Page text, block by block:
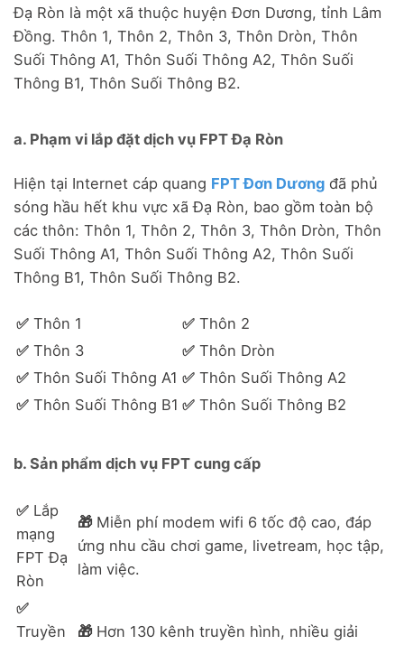
Đạ Ròn là một xã thuộc huyện Đơn Dương, tỉnh Lâm
Đồng. Thôn 1, Thôn 2, Thôn 3, Thôn Dròn, Thôn
Suối Thông A1, Thôn Suối Thông A2, Thôn Suối
Thông B1, Thôn Suối Thông B2.
a. Phạm vi lắp đặt dịch vụ FPT Đạ Ròn
Hiện tại Internet cáp quang FPT Đơn Dương đã phủ
sóng hầu hết khu vực xã Đạ Ròn, bao gồm toàn bộ
các thôn: Thôn 1, Thôn 2, Thôn 3, Thôn Dròn, Thôn
Suối Thông A1, Thôn Suối Thông A2, Thôn Suối
Thông B1, Thôn Suối Thông B2.
✅ Thôn 1 ✅ Thôn 2
✅ Thôn 3 ✅ Thôn Dròn
✅ Thôn Suối Thông A1 ✅ Thôn Suối Thông A2
✅ Thôn Suối Thông B1 ✅ Thôn Suối Thông B2
b. Sản phẩm dịch vụ FPT cung cấp
✅ Lắp
mạng
FPT Đạ
Ròn
🎁 Miễn phí modem wifi 6 tốc độ cao, đáp
ứng nhu cầu chơi game, livetream, học tập,
làm việc.
✅
Truyền
🎁 Hơn 130 kênh truyền hình, nhiều giải